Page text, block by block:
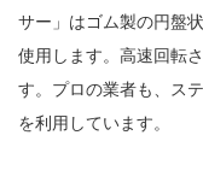
サー」はゴム製の円盤
使用します。高速回転
す。プロの業者も、ス
を利用しています。